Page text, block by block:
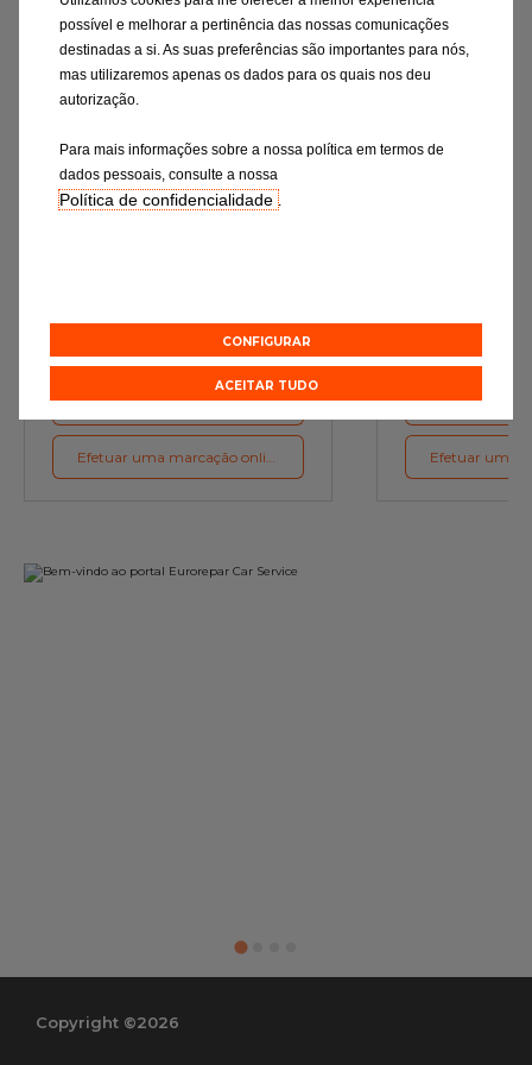
Orçamento online
Efetuar uma marcação online
Copyright ©2026
possível e melhorar a pertinência das nossas comunicações
destinadas a si. As suas preferências são importantes para nós,
mas utilizaremos apenas os dados para os quais nos deu
autorização.
Para mais informações sobre a nossa política em termos de
dados pessoais, consulte a nossa
Política de confidencialidade .
CONFIGURAR
ACEITAR TUDO